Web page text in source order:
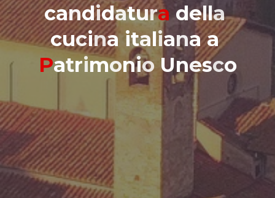
candidatura della
cucina italiana a
Patrimonio Unesco